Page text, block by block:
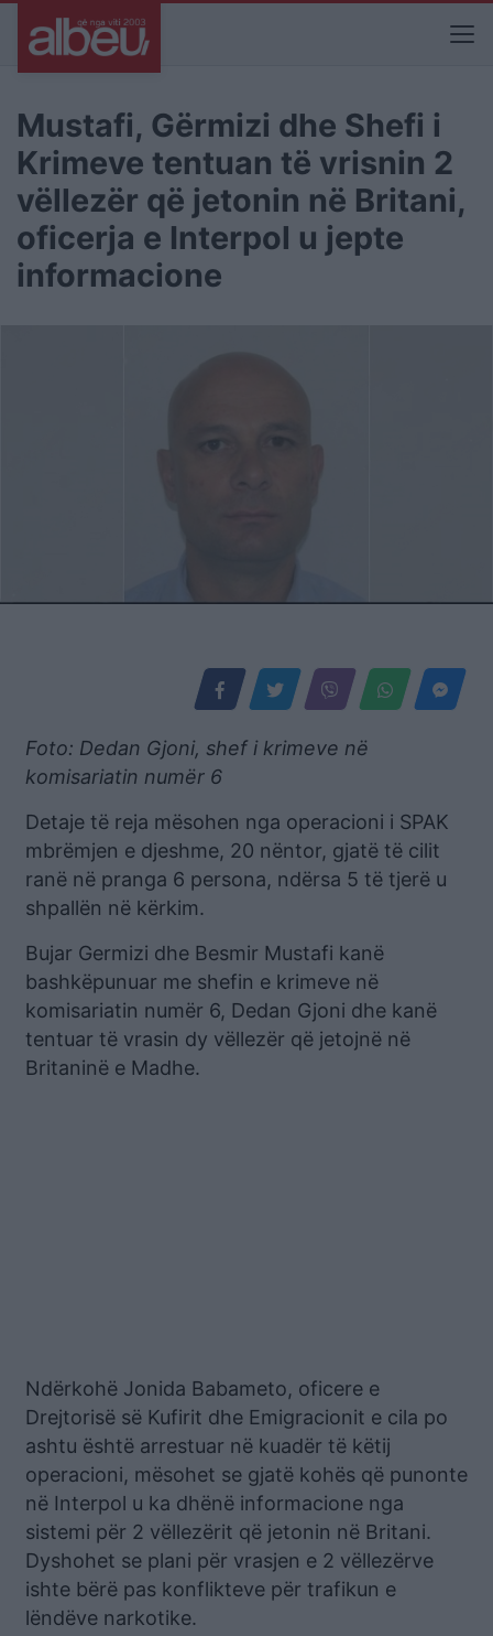
Mustafi, Gërmizi dhe Shefi i
Krimeve tentuan të vrisnin 2
vëllezër që jetonin në Britani,
oficerja e Interpol u jepte
informacione
Foto: Dedan Gjoni, shef i krimeve në
komisariatin numër 6
Detaje të reja mësohen nga operacioni i SPAK
mbrëmjen e djeshme, 20 nëntor, gjatë të cilit
ranë në pranga 6 persona, ndërsa 5 të tjerë u
shpallën në kërkim.
Bujar Germizi dhe Besmir Mustafi kanë
bashkëpunuar me shefin e krimeve në
komisariatin numër 6, Dedan Gjoni dhe kanë
tentuar të vrasin dy vëllezër që jetojnë në
Britaninë e Madhe.
Ndërkohë Jonida Babameto, oficere e
Drejtorisë së Kufirit dhe Emigracionit e cila po
ashtu është arrestuar në kuadër të këtij
operacioni, mësohet se gjatë kohës që punonte
në Interpol u ka dhënë informacione nga
sistemi për 2 vëllezërit që jetonin në Britani.
Dyshohet se plani për vrasjen e 2 vëllezërve
ishte bërë pas konflikteve për trafikun e
lëndëve narkotike.